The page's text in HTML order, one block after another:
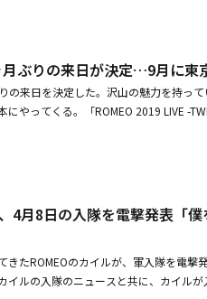
ビューAprilは2015年、DSPメディアか
」などでは成熟した女性の姿も披露し
名乗る人物がグループのいじめを暴露
張は対立しています。グループでリリ
した。「Letting go」「You were
メンバーが続々入隊。さらに今年は
ープの今後に関心が高まっています。
属でTEENTOPの弟グループとして注
」でカムバックし、これまで10枚のミニ
く取り掛かるしかなかった。これに対
いるんだろうか』とも迷いました。下手
日2～3時まで練習するのは基本でしたし
です。死ぬ気でやりました」と説明し
て気後れしたというユンソンは、目標だ
、ラッキーだったと思います。番組の中
良い結果を得られたのだと応援してく
ミッションのポンタバル（イム・ヨン
ージだ。ユンソンは「『チャオガ』は
できたようで、自分でも満足のいくス
分もすごくノリノリで楽しみながらや
、相次ぐ関心と応援にデビュー以来最も
のように書き込みます。一度行く軍隊
、ROMEOの兄さんたち、よろしくお願
ありがとうございます。愛してます」
グループだ。・ROMEO、約3ヶ月ぶり
ことになりました。一旦、事前に申し
終えて一層素敵で成熟した姿で帰って来
願いします。最後にジュリエットは い
月ぶりの来日が決定…9月に東
の来日を決定した。沢山の魅力を持っ
にやってくる。「ROMEO 2019 LIVE -
日（金）1部公演 OPEN 13:30 /
なります。※当日券は公演の1時間前か
7,000（税込）当日券 ￥7,500（税込）
税込）※学生割引注意事項・学生割引の
れた方は、当日受付にて本人確認の出
となります。（同行者も必須）・万が
4月8日の入隊を電撃発表「僕
きたROMEOのカイルが、軍入隊を電撃
イルの入隊のニュースと共に、カイル